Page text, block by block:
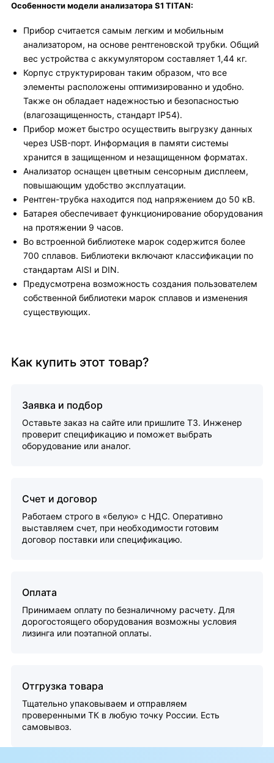
Особенности модели анализатора S1 TITAN:
Прибор считается самым легким и мобильным
анализатором, на основе рентгеновской трубки. Общий
вес устройства с аккумулятором составляет 1,44 кг.
Корпус структурирован таким образом, что все
элементы расположены оптимизированно и удобно.
Также он обладает надежностью и безопасностью
(влагозащищенность, стандарт IP54).
Прибор может быстро осуществить выгрузку данных
через USB-порт. Информация в памяти системы
хранится в защищенном и незащищенном форматах.
Анализатор оснащен цветным сенсорным дисплеем,
повышающим удобство эксплуатации.
Рентген-трубка находится под напряжением до 50 кВ.
Батарея обеспечивает функционирование оборудования
на протяжении 9 часов.
Во встроенной библиотеке марок содержится более
700 сплавов. Библиотеки включают классификации по
стандартам AISI и DIN.
Предусмотрена возможность создания пользователем
собственной библиотеки марок сплавов и изменения
существующих.
Как купить этот товар?
Заявка и подбор
Оставьте заказ на сайте или пришлите ТЗ. Инженер
проверит спецификацию и поможет выбрать
оборудование или аналог.
Счет и договор
Работаем строго в «белую» с НДС. Оперативно
выставляем счет, при необходимости готовим
договор поставки или спецификацию.
Оплата
Принимаем оплату по безналичному расчету. Для
дорогостоящего оборудования возможны условия
лизинга или поэтапной оплаты.
Отгрузка товара
Тщательно упаковываем и отправляем
проверенными ТК в любую точку России. Есть
самовывоз.